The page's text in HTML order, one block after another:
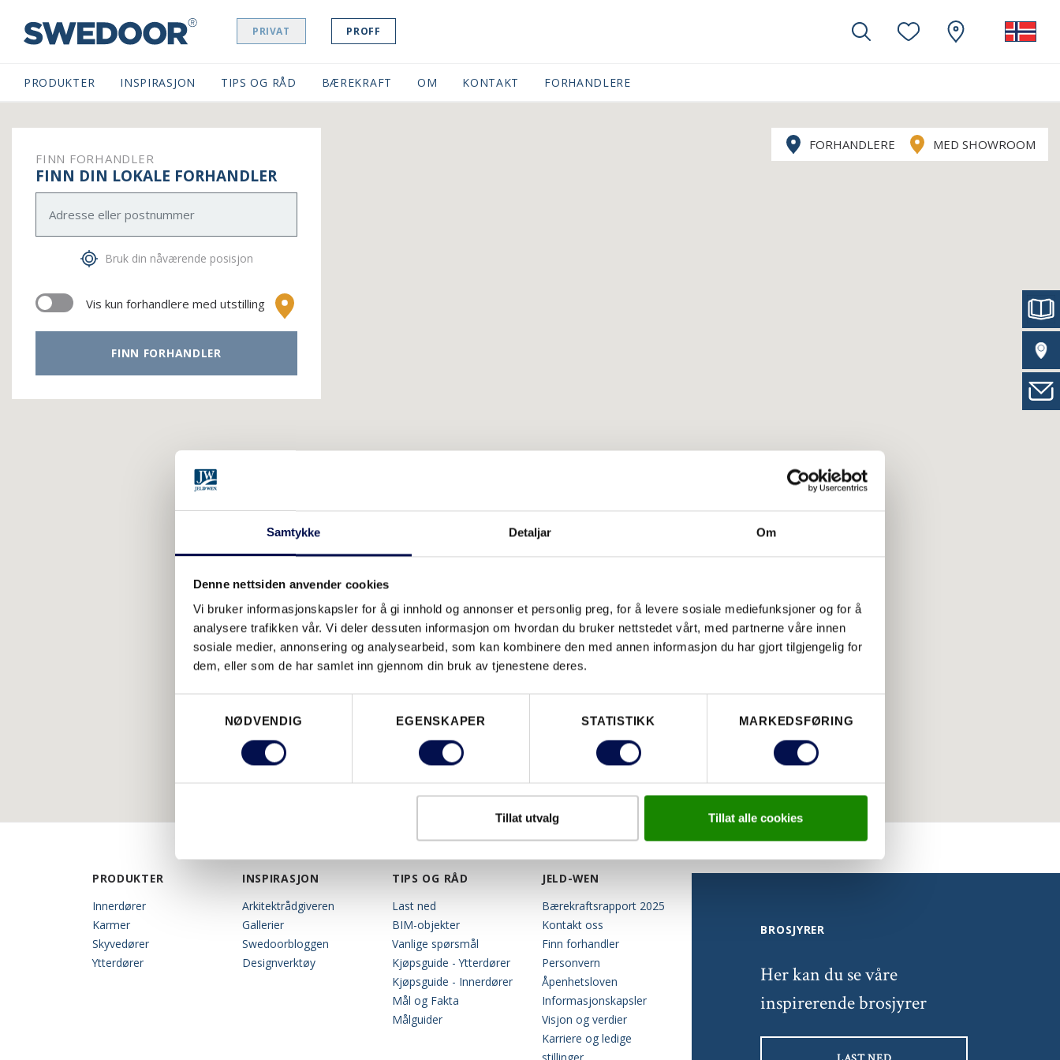
Samtykke Detaljar Om
Denne nettsiden anvender cookies
Vi bruker informasjonskapsler for å gi innhold og annonser et personlig preg, for å levere sosiale mediefunksjoner og for å
analysere trafikken vår. Vi deler dessuten informasjon om hvordan du bruker nettstedet vårt, med partnerne våre innen
sosiale medier, annonsering og analysearbeid, som kan kombinere den med annen informasjon du har gjort tilgjengelig for
dem, eller som de har samlet inn gjennom din bruk av tjenestene deres.
NØDVENDIG EGENSKAPER STATISTIKK MARKEDSFØRING
Tillat utvalg Tillat alle cookies
SWEDOOR NAVIGATION PRIVAT PROFF
PRODUKTER INSPIRASJON TIPS OG RÅD BÆREKRAFT OM KONTAKT FORHANDLERE
FINN FORHANDLER
FINN DIN LOKALE FORHANDLER
Bruk din nåværende posisjon
Vis kun forhandlere med utstilling
FINN FORHANDLER
FORHANDLERE MED SHOWROOM
PRODUKTER
Innerdører
Karmer
Skyvedører
Ytterdører
INSPIRASJON
Arkitektrådgiveren
Gallerier
Swedoorbloggen
Designverktøy
TIPS OG RÅD
Last ned
BIM-objekter
Vanlige spørsmål
Kjøpsguide - Ytterdører
Kjøpsguide - Innerdører
Mål og Fakta
Målguider
JELD-WEN
Bærekraftsrapport 2025
Kontakt oss
Finn forhandler
Personvern
Åpenhetsloven
Informasjonskapsler
Visjon og verdier
Karriere og ledige
BROSJYRER
Her kan du se våre
inspirerende brosjyrer